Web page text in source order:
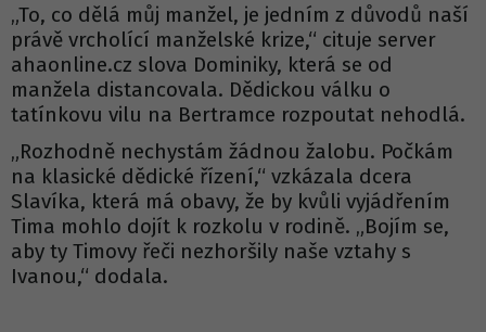
„To, co dělá můj manžel, je jedním z důvodů naší
právě vrcholící manželské krize,“ cituje server
ahaonline.cz slova Dominiky, která se od
manžela distancovala. Dědickou válku o
tatínkovu vilu na Bertramce rozpoutat nehodlá.
„Rozhodně nechystám žádnou žalobu. Počkám
na klasické dědické řízení,“ vzkázala dcera
Slavíka, která má obavy, že by kvůli vyjádřením
Tima mohlo dojít k rozkolu v rodině. „Bojím se,
aby ty Timovy řeči nezhoršily naše vztahy s
Ivanou,“ dodala.